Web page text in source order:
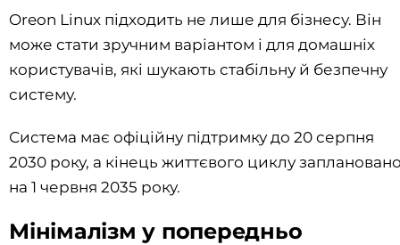
Oreon Linux підходить не лише для бізнесу. Він
може стати зручним варіантом і для домашніх
користувачів, які шукають стабільну й безпечну
систему.
Система має офіційну підтримку до 20 серпня
2030 року, а кінець життєвого циклу
на 1 червня 2035 року.
Мінімалізм у попередньо